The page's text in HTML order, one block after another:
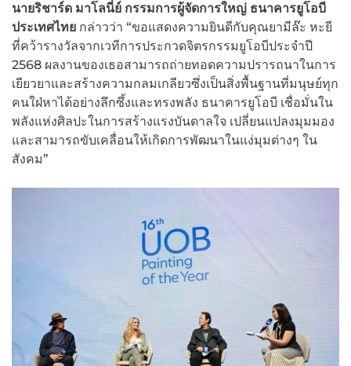
นายริชาร์ด มาโลนี่ย์ กรรมการผู้จัดการใหญ่ ธนาคารยูโอบี
ประเทศไทย กล่าวว่า “ขอแสดงความยินดีกับคุณยามีล๊ะ หะยี
ที่คว้ารางวัลจากเวทีการประกวดจิตรกรรมยูโอบีประจำปี
2568 ผลงานของเธอสามารถถ่ายทอดความปรารถนาในการ
เยียวยาและสร้างความกลมเกลียวซึ่งเป็นสิ่งพื้นฐานที่มนุษย์ทุก
คนใฝ่หาได้อย่างลึกซึ้งและทรงพลัง ธนาคารยูโอบี เชื่อมั่นใน
พลังแห่งศิลปะในการสร้างแรงบันดาลใจ เปลี่ยนแปลงมุมมอง
และสามารถขับเคลื่อนให้เกิดการพัฒนาในแง่มุมต่างๆ ใน
สังคม”